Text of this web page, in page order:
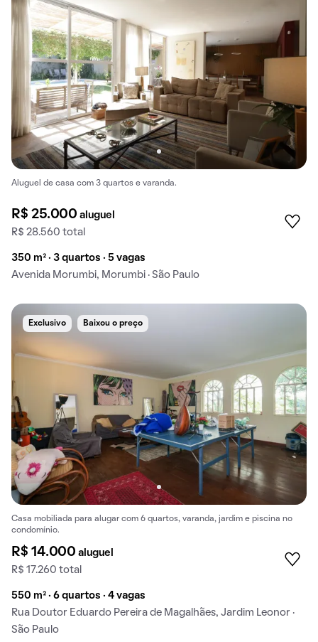
Aluguel de casa com 3 quartos e varanda.
R$ 25.000aluguel
R$ 28.560 total
350 m² · 3 quartos · 5 vagas
Avenida Morumbi, Morumbi · São Paulo
Exclusivo Baixou o preço
Casa mobiliada para alugar com 6 quartos, varanda, jardim e piscina no
condomínio.
R$ 14.000aluguel
R$ 17.260 total
550 m² · 6 quartos · 4 vagas
Rua Doutor Eduardo Pereira de Magalhães, Jardim Leonor ·
São Paulo